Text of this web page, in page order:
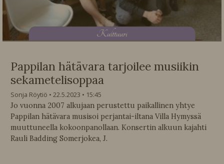
Kulttuuri
Pappilan hätävara tarjoilee musiikin
sekametelisoppaa
Sonja Röytiö 22.5.2023
15:45
Jo vuonna 2007 alkujaan perustettu paikallinen yhtye
Pappilan hätävara musisoi perjantai-iltana Villa Hymyssä
muuttuneella kokoonpanollaan. Konsertin alkuun kajahti
Rauli Badding Somerjokea, J.